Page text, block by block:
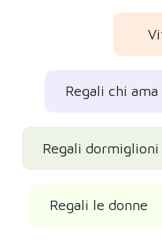
Regali pratici
Regali per la